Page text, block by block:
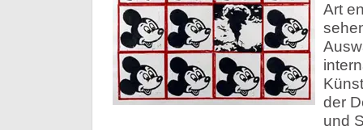
Art
der
und